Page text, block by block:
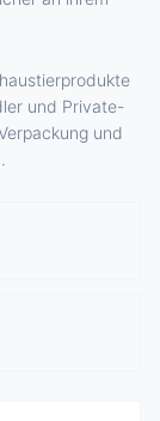
und Private-
und